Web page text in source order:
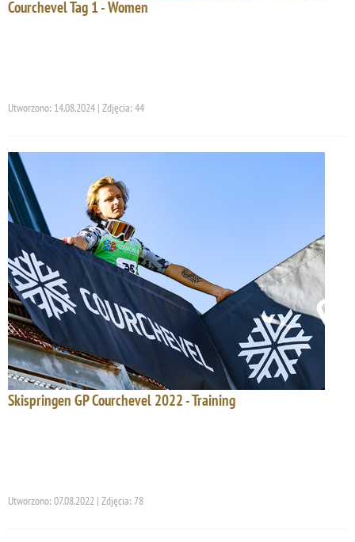
Courchevel Tag 1 - Women
Utworzono: 14.08.2024 | Zdjęcia: 44
Skispringen GP Courchevel 2022 - Training
Utworzono: 07.08.2022 | Zdjęcia: 78